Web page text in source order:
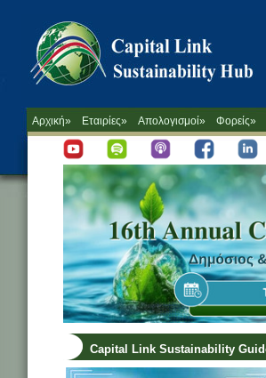
Αρχική» Εταιρίες» Απολογισμοί» Φορείς»
Capital Link Sustainability